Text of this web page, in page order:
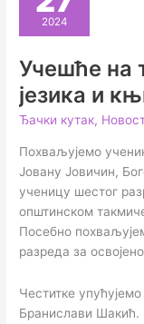
2024
Учешће на
језика и
Ђачки кутак,
Похваљујемо
Јовану Јовичин,
ученицу шестог
општинском
Посебно
разреда за
Честитке
Бранислави Шакић.